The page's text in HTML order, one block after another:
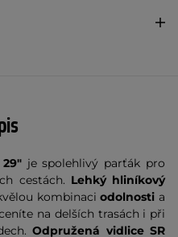
je spolehlivý parťák pro
cestách. Lehký hliníkový
kombinaciodolnosti a
na delších trasách i při
Odpružená vidlice SR